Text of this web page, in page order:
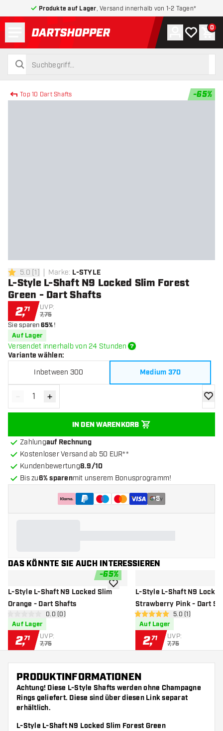
Produkte auf Lager , Versand innerhalb von 1-2 Tagen*
zurück zur Startseite
suchen
suchen
Konto
Meine 0
Top 10 Dart Shafts -65%
5 Bewertungssterne
5.0 [1] Marke: L-STYLE
L-Style L-Shaft N9 Locked Slim Forest
Green - Dart Shafts
2,71 UVP:
7,75
Sie sparen65%!
Auf Lager
Versendet innerhalb von 24 Stunden
Variante wählen:
Inbetween 300 Medium 370
Menge verringern
- Menge erhöhen
+
IN DEN WARENKORB
Zur
Zahlungauf Rechnung
Kostenloser Versand ab 50 EUR**
Kundenbewertung8.9/10
Bis zu6% sparenmit unserem Bonusprogramm!
+5
DAS KÖNNTE SIE AUCH INTERESSIEREN
-65%
L-Style L-Shaft N9 Locked Slim
Orange - Dart Shafts
Bewertungsbereich öffnen
0 Bewertungssterne
0.0 (0)
Auf Lager
2,71 UVP:
7,75
Zur Wunschliste hinzufügen
L-Style L-Shaft N9
Strawberry Pink - Dart
5 Bewertungssterne
5.0 (1)
Auf Lager
2,71 UVP:
7,75
PRODUKTINFORMATIONEN
Achtung! Diese L-Style Shafts werden ohne Champagne
Rings geliefert. Diese sind über diesen Linkseparat
erhältlich.
L-Style L-Shaft N9 Locked Slim Forest Green